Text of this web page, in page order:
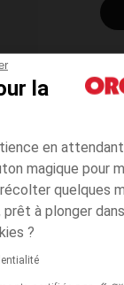
la
en
magique pour
quelques
à plonger
?